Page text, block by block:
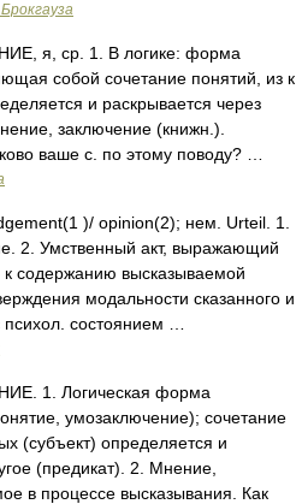
я, ср. 1. В логике: форма
собой сочетание понятий, из к
и раскрывается через
заключение (книжн.).
ваше с. по этому поводу? …
)/ opinion(2); нем. Urteil. 1.
2. Умственный акт, выражающий
содержанию высказываемой
модальности сказанного и
состоянием …
1. Логическая форма
умозаключение); сочетание
(субъект) определяется и
(предикат). 2. Мнение,
в процессе высказывания. Как